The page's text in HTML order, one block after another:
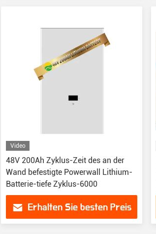
Video
48V 200Ah Zyklus-Zeit des an der
Wand befestigte Powerwall Lithium-
Batterie-tiefe Zyklus-6000
Erhalten Sie besten Preis